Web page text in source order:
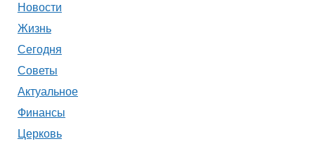
Новости
Жизнь
Сегодня
Советы
Актуальное
Финансы
Церковь